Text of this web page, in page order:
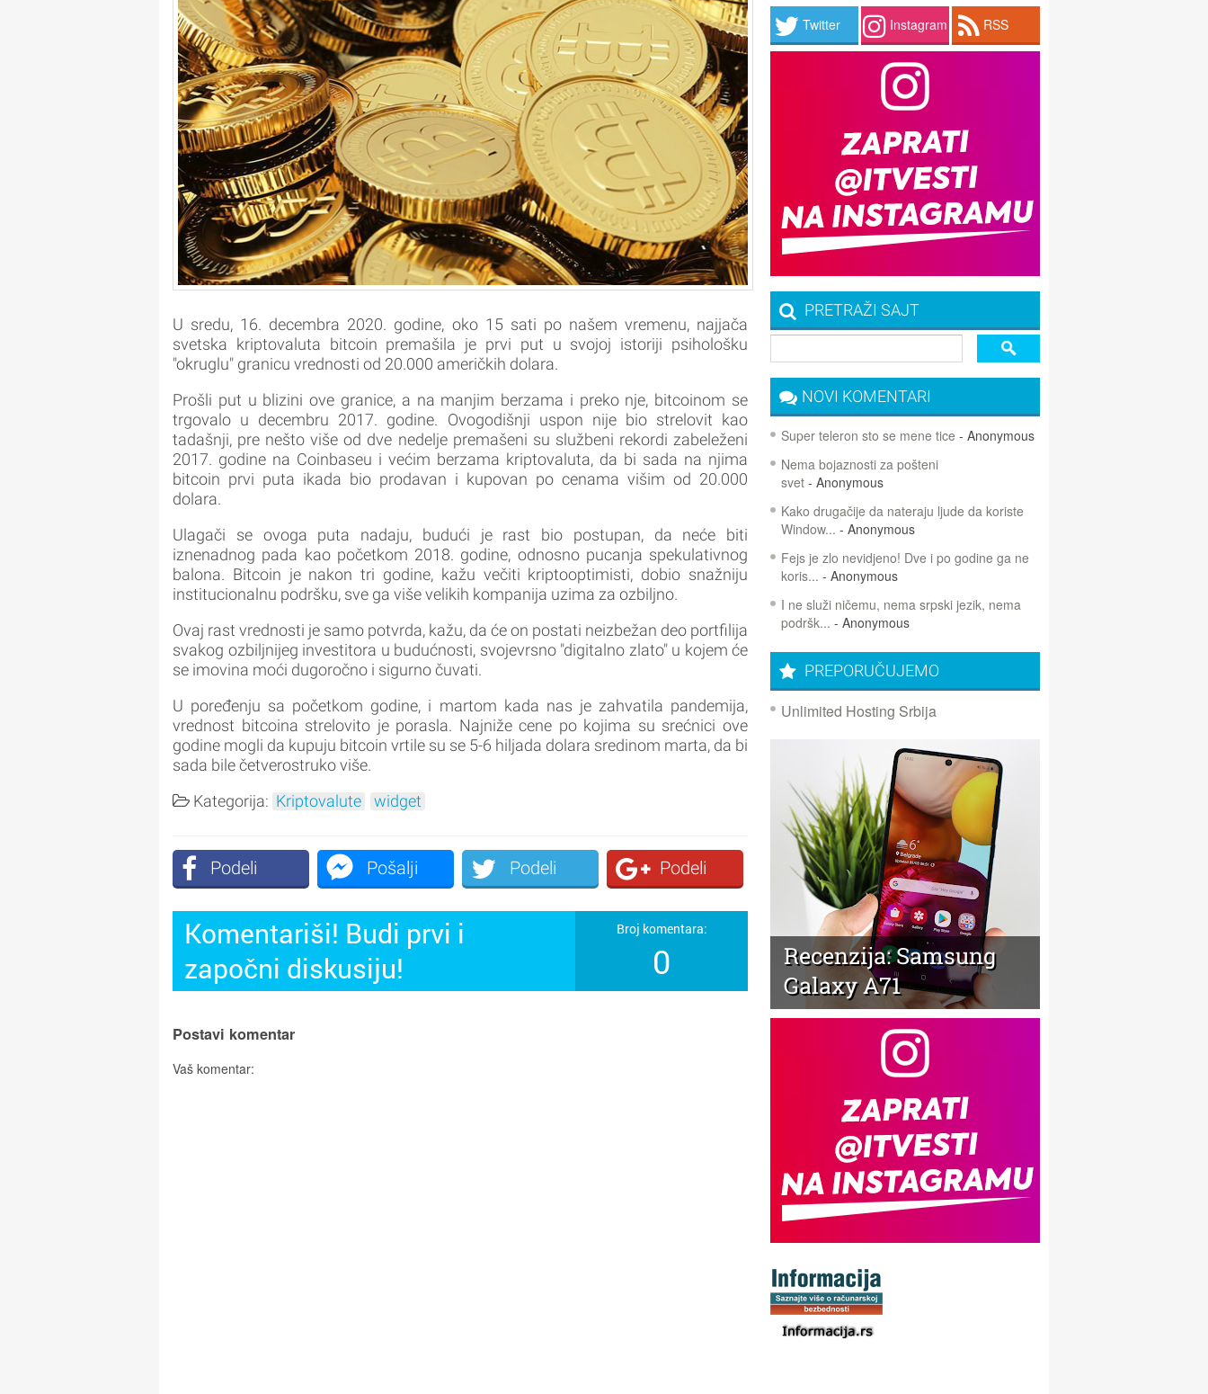
U sredu, 16. decembra 2020. godine, oko 15 sati po našem vremenu, najjača
svetska kriptovaluta bitcoin premašila je prvi put u svojoj istoriji psihološku
"okruglu" granicu vrednosti od 20.000 američkih dolara.
Prošli put u blizini ove granice, a na manjim berzama i preko nje, bitcoinom se
trgovalo u decembru 2017. godine. Ovogodišnji uspon nije bio strelovit kao
tadašnji, pre nešto više od dve nedelje premašeni su službeni rekordi zabeleženi
2017. godine na Coinbaseu i većim berzama kriptovaluta, da bi sada na njima
bitcoin prvi puta ikada bio prodavan i kupovan po cenama višim od 20.000
dolara.
Ulagači se ovoga puta nadaju, budući je rast bio postupan, da neće biti
iznenadnog pada kao početkom 2018. godine, odnosno pucanja spekulativnog
balona. Bitcoin je nakon tri godine, kažu večiti kriptooptimisti, dobio snažniju
institucionalnu podršku, sve ga više velikih kompanija uzima za ozbiljno.
Ovaj rast vrednosti je samo potvrda, kažu, da će on postati neizbežan deo portfilija
svakog ozbiljnijeg investitora u budućnosti, svojevrsno "digitalno zlato" u kojem će
se imovina moći dugoročno i sigurno čuvati.
U poređenju sa početkom godine, i martom kada nas je zahvatila pandemija,
vrednost bitcoina strelovito je porasla. Najniže cene po kojima su srećnici ove
godine mogli da kupuju bitcoin vrtile su se 5-6 hiljada dolara sredinom marta, da bi
sada bile četverostruko više.
Kategorija: Kriptovalute widget
Podeli Pošalji Podeli Podeli
Komentariši! Budi prvi i
započni diskusiju!
Broj komentara:
0
Postavi komentar
Vaš komentar:
Twitter Instagram RSS
PRETRAŽI SAJT
NOVI KOMENTARI
Super teleron sto se mene tice - Anonymous
Nema bojaznosti za pošteni
svet - Anonymous
Kako drugačije da nateraju ljude da koriste
Window... - Anonymous
Fejs je zlo nevidjeno! Dve i po godine ga ne
koris... - Anonymous
I ne služi ničemu, nema srpski jezik, nema
podršk... - Anonymous
PREPORUČUJEMO
Unlimited Hosting Srbija
Recenzija: Samsung
Galaxy A71